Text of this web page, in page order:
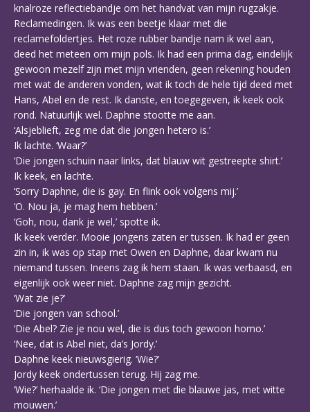
knalroze reflectiebandje om het handvat van mijn rugzakje.
Reclamedingen. Ik was een beetje klaar met die
reclamefoldertjes. Het roze rubber bandje nam ik wel aan,
deed het meteen om mijn pols. Ik had een prima dag, eindelijk
gewoon mezelf zijn met mijn vrienden, geen rekening houden
met wat de anderen vonden, wat ik toch de hele tijd deed met
Hans, Abel en de rest. Ik danste, en toegegeven, ik keek ook
rond. Natuurlijk wel. Daphne stootte me aan.
‘Alsjeblieft, zeg me dat die jongen hetero is.’
Ik lachte. ‘Waar?’
‘Die jongen schuin naar links, dat blauw wit gestreepte shirt.’
Ik keek, en lachte.
‘Sorry Daphne, die is gay. En flink ook volgens mij.’
‘O. Nou ja, je mag hem hebben.’
‘Goh, nou, dank je wel,’ spotte ik.
Ik keek verder. Mooie jongens zaten er tussen. Ik had er geen
zin in, ik was op stap met Owen en Daphne, daar kwam nu
niemand tussen. Ineens zag ik hem staan. Ik was verbaasd, en
eigenlijk ook weer niet. Daphne zag mijn gezicht.
‘Wat zie je?’
‘Die jongen van school.’
‘Die Abel? Zie je nou wel, die is dus toch gewoon homo.’
‘Nee, dat is Abel niet, da’s Jordy.’
Daphne keek nieuwsgierig. ‘Wie?’
Jordy keek ondertussen terug. Hij zag me.
‘Wie?’ herhaalde ik. ‘Die jongen met die blauwe jas, met witte
mouwen.’